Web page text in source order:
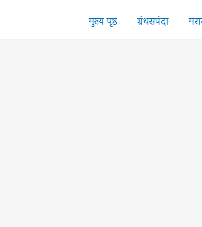
मुख्य पृष्ठ ग्रंथसपंदा